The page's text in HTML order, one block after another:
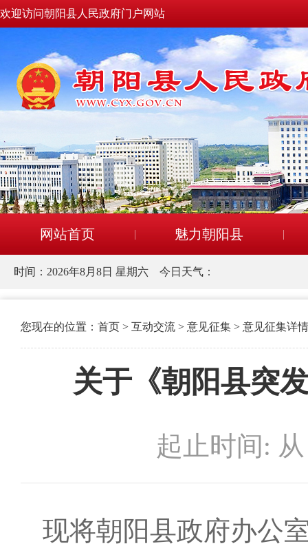
欢迎访问朝阳县人民政府门户网站
网站首页 魅力朝阳县
时间： 2026年8月8日 星期六 今日天气：
您现在的位置： 首页 > 互动交流 > 意见征集 > 意见征集详情
关于《朝阳县突
起止时间:
现将朝阳县政府办公